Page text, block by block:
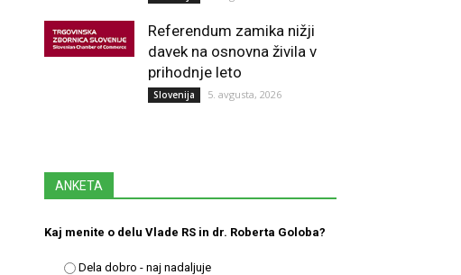
Referendum zamika nižji
davek na osnovna živila v
prihodnje leto
Slovenija 5. avgusta, 2026
ANKETA
Kaj menite o delu Vlade RS in dr. Roberta Goloba?
Dela dobro - naj nadaljuje